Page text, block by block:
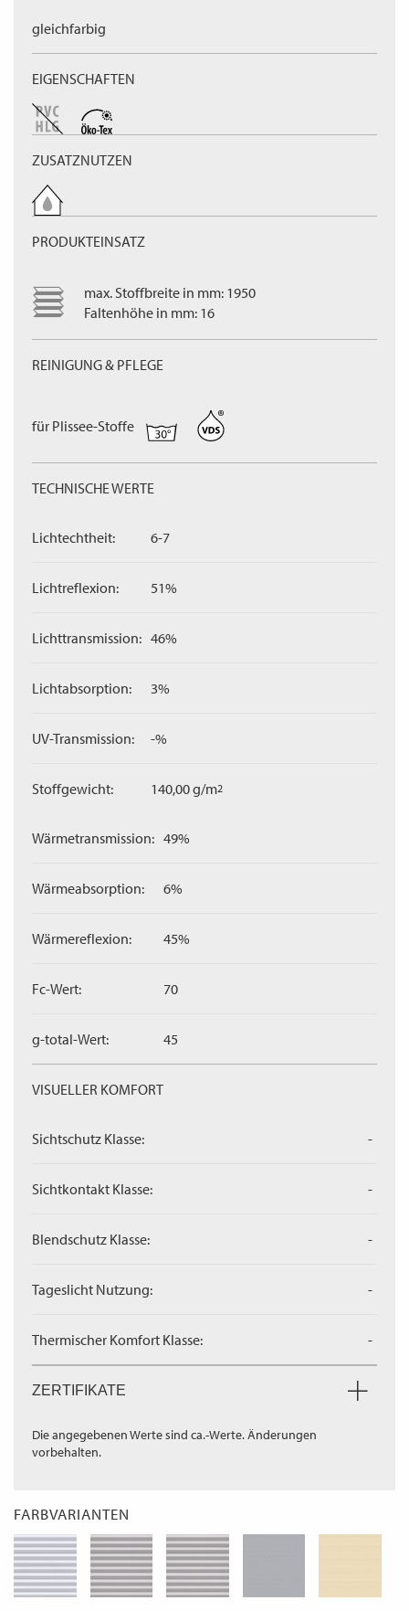
gleichfarbig
EIGENSCHAFTEN
ZUSATZNUTZEN
PRODUKTEINSATZ
max. Stoffbreite in mm: 1950
Faltenhöhe in mm: 16
REINIGUNG & PFLEGE
für Plissee-Stoffe
TECHNISCHE WERTE
Lichtechtheit: 6-7
Lichtreflexion: 51%
Lichttransmission: 46%
Lichtabsorption: 3%
UV-Transmission: -%
Stoffgewicht: 140,00 g/m2
Wärmetransmission: 49%
Wärmeabsorption: 6%
Wärmereflexion: 45%
Fc-Wert: 70
g-total-Wert: 45
VISUELLER KOMFORT
Sichtschutz Klasse: -
Sichtkontakt Klasse: -
Blendschutz Klasse: -
Tageslicht Nutzung: -
Thermischer Komfort Klasse: -
ZERTIFIKATE
Die angegebenen Werte sind ca.-Werte. Änderungen
vorbehalten.
FARBVARIANTEN